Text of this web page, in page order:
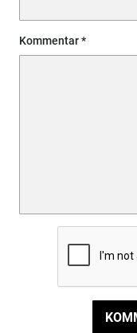
Kommentar